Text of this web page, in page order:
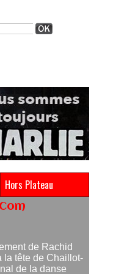
Hors Plateau
de Rachid
de Jérôme
du Phénix,